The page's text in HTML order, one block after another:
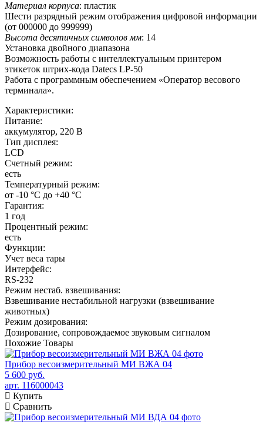
Материал корпуса: пластик
Шести разрядный режим отображения цифровой информации
(от 000000 до 999999)
Высота десятичных символов мм: 14
Установка двойного диапазона
Возможность работы с интеллектуальным принтером
этикеток штрих-кода Datecs LP-50
Работа с программным обеспечением «Оператор весового
терминала».
Характеристики:
Питание:
аккумулятор, 220 В
Тип дисплея:
LCD
Счетный режим:
есть
Температурный режим:
от -10 °С до +40 °С
Гарантия:
1 год
Процентный режим:
есть
Функции:
Учет веса тары
Интерфейс:
RS-232
Режим нестаб. взвешивания:
Взвешивание нестабильной нагрузки (взвешивание
животных)
Режим дозирования:
Дозирование, сопровождаемое звуковым сигналом
Похожие Товары
Прибор весоизмерительный МИ ВЖА 04
5 600 руб.
арт. 116000043
Купить
Сравнить